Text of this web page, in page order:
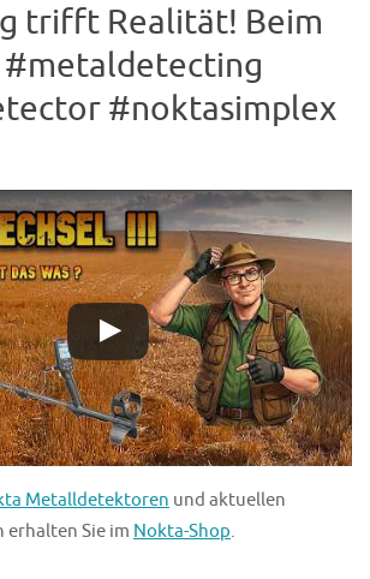
trifft Realität! Beim
#metaldetecting
#noktasimplex
Metalldetektoren und aktuellen
Sie im Nokta-Shop.